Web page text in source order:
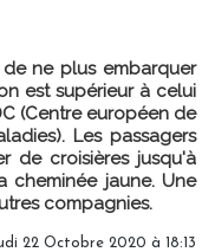
ne plus embarquer
est supérieur à celui
(Centre européen de
Les passagers
de croisières jusqu'à
jaune. Une
compagnies.
22 Octobre 2020 à 18:13